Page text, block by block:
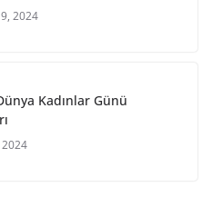
2024
Kadınlar Günü